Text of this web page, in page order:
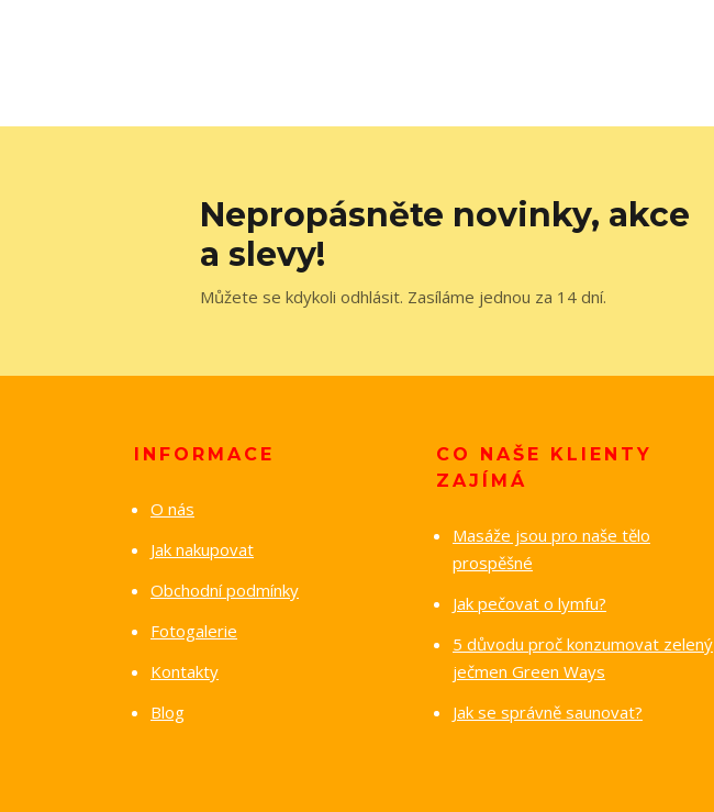
Nepropásněte novinky, akce
a slevy!
Můžete se kdykoli odhlásit. Zasíláme jednou za 14 dní.
INFORMACE
O nás
Jak nakupovat
Obchodní podmínky
Fotogalerie
Kontakty
Blog
CO NAŠE KLIENTY
ZAJÍMÁ
Masáže jsou pro naše tělo
prospěšné
Jak pečovat o lymfu?
5 důvodu proč konzumovat zelený
ječmen Green Ways
Jak se správně saunovat?